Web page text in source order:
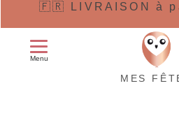
🇫🇷 LIVRAISON à
Menu
MES